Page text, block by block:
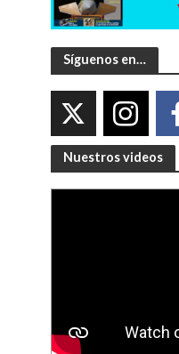
Síguenos en…
Nuestros videos